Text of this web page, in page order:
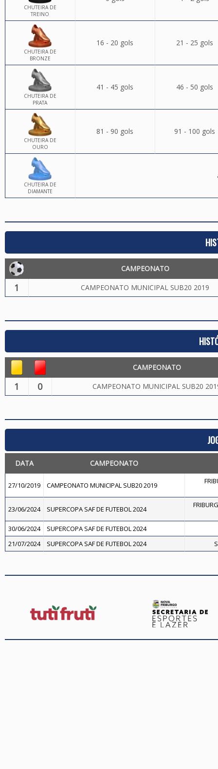
CHUTEIRA DE
TREINO
CHUTEIRA DE
BRONZE
16 - 20 gols 21 - 25 gols
CHUTEIRA DE
PRATA
41 - 45 gols 46 - 50 gols
CHUTEIRA DE
OURO
81 - 90 gols 91 - 100 gols
CHUTEIRA DE
DIAMANTE
CAMPEONATO
1 CAMPEONATO MUNICIPAL SUB20 2019
CAMPEONATO
1 0 CAMPEONATO MUNICIPAL SUB20
DATA CAMPEONATO
27/10/2019 CAMPEONATO MUNICIPAL SUB20 2019
23/06/2024 SUPERCOPA SAF DE FUTEBOL 2024
30/06/2024
SUPERCOPA SAF DE FUTEBOL 2024
21/07/2024
SUPERCOPA SAF DE FUTEBOL 2024